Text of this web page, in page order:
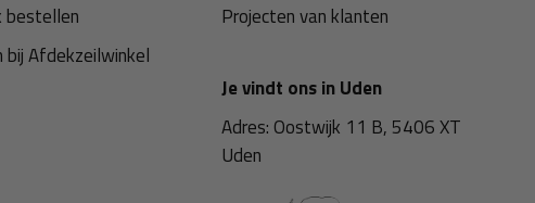
bestellen
bij Afdekzeilwinkel
Projecten van klanten
Je vindt ons in Uden
Adres: Oostwijk 11 B, 5406 XT
Uden